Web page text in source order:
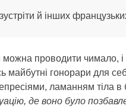
й інших
проводити чимало,
майбутні гонорари для
ламанням тіла в
де воно було